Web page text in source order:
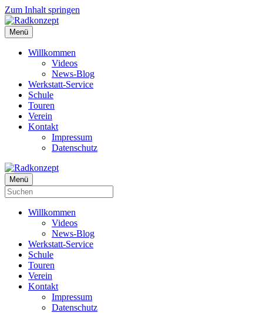
Zum Inhalt springen
Menü
Willkommen
Videos
News-Blog
Werkstatt-Service
Schule
Touren
Verein
Kontakt
Impressum
Datenschutz
Menü
Willkommen
Videos
News-Blog
Werkstatt-Service
Schule
Touren
Verein
Kontakt
Impressum
Datenschutz